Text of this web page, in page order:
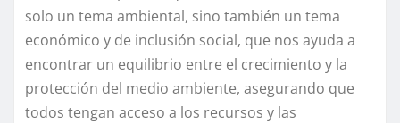
solo un tema ambiental, sino también un tema
económico y de inclusión social, que nos ayuda a
encontrar un equilibrio entre el crecimiento y la
protección del medio ambiente, asegurando que
todos tengan acceso a los recursos y las